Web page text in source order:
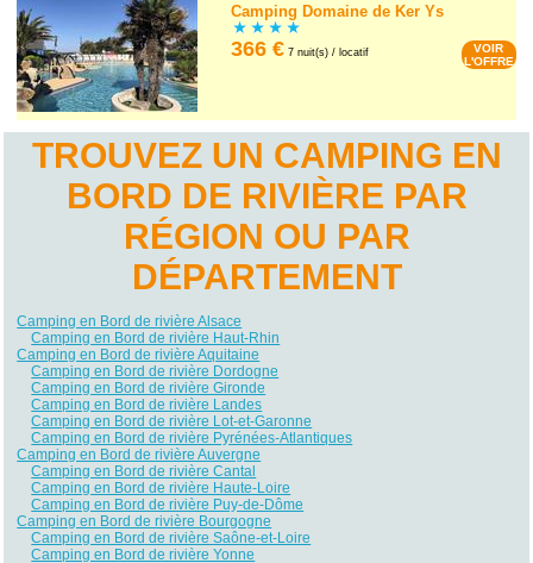
Camping Domaine de Ker Ys
366 € 7 nuit(s) / locatif
VOIR
L'OFFRE
TROUVEZ UN CAMPING EN
BORD DE RIVIÈRE PAR
RÉGION OU PAR
DÉPARTEMENT
Camping en Bord de rivière Alsace
Camping en Bord de rivière Haut-Rhin
Camping en Bord de rivière Aquitaine
Camping en Bord de rivière Dordogne
Camping en Bord de rivière Gironde
Camping en Bord de rivière Landes
Camping en Bord de rivière Lot-et-Garonne
Camping en Bord de rivière Pyrénées-Atlantiques
Camping en Bord de rivière Auvergne
Camping en Bord de rivière Cantal
Camping en Bord de rivière Haute-Loire
Camping en Bord de rivière Puy-de-Dôme
Camping en Bord de rivière Bourgogne
Camping en Bord de rivière Saône-et-Loire
Camping en Bord de rivière Yonne